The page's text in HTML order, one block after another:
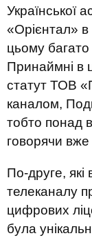
Української
«Орієнтал» в
цьому
Принаймні в
статут ТОВ
каналом,
тобто понад
говорячи вже
По-друге,
телеканалу
цифрових
була